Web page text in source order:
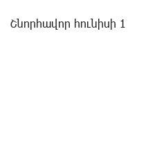
Շնորհավոր հունիսի 1